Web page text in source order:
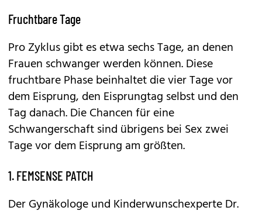
Fruchtbare Tage
Pro Zyklus gibt es etwa sechs Tage, an denen
Frauen schwanger werden können. Diese
fruchtbare Phase beinhaltet die vier Tage vor
dem Eisprung, den Eisprungtag selbst und den
Tag danach. Die Chancen für eine
Schwangerschaft sind übrigens bei Sex zwei
Tage vor dem Eisprung am größten.
1. FEMSENSE PATCH
Der Gynäkologe und Kinderwunschexperte Dr.